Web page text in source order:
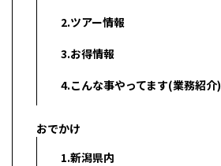
2.ツアー情報
3.お得情報
4.こんな事やってます(業務紹介)
おでかけ
1.新潟県内